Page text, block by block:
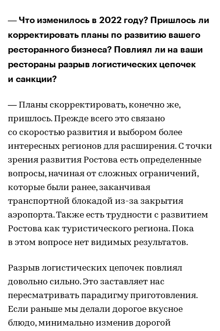
― Что изменилось в 2022 году? Пришлось ли
корректировать планы по развитию вашего
ресторанного бизнеса? Повлиял ли на ваши
рестораны разрыв логистических цепочек
и санкции?
― Планы скорректировать, конечно же,
пришлось. Прежде всего это связано
со скоростью развития и выбором более
интересных регионов для расширения. С точки
зрения развития Ростова есть определенные
вопросы, начиная от сложных ограничений,
которые были ранее, заканчивая
транспортной блокадой из-за закрытия
аэропорта. Также есть трудности с развитием
Ростова как туристического региона. Пока
в этом вопросе нет видимых результатов.
Разрыв логистических цепочек повлиял
довольно сильно. Это заставляет нас
пересматривать парадигму приготовления.
Если раньше мы делали дорогое вкусное
блюдо, минимально изменив дорогой